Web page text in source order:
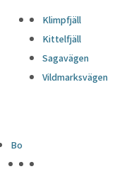
Klimpfjäll
Kittelfjäll
Sagavägen
Vildmarksvägen
Bo